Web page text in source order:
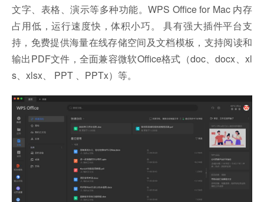
文字、表格、演示等多种功能。WPS Office for Mac 内存
占用低，运行速度快，体积小巧。 具有强大插件平台支
持，免费提供海量在线存储空间及文档模板，支持阅读和
输出PDF文件，全面兼容微软Office格式（doc、docx、xl
s、xlsx、 PPT 、PPTx）等。